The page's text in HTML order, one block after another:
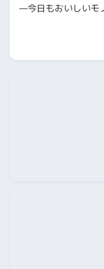
—今日もおいしいモ